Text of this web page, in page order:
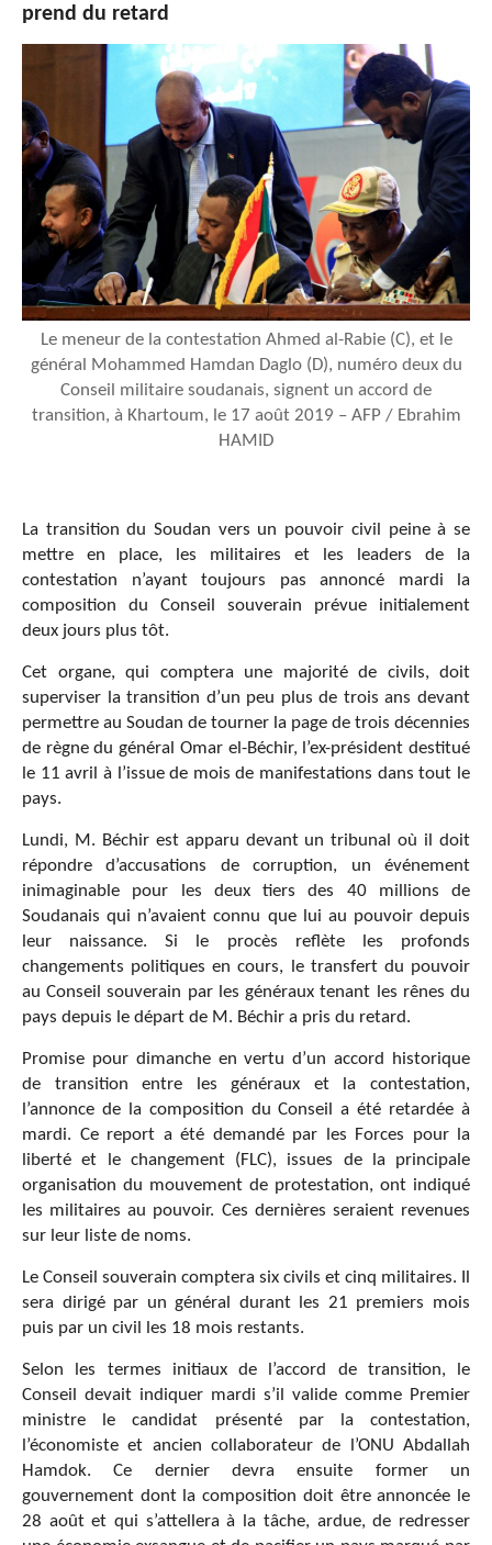
prend du retard
Le meneur de la contestation Ahmed al-Rabie (C), et le
général Mohammed Hamdan Daglo (D), numéro deux du
Conseil militaire soudanais, signent un accord de
transition, à Khartoum, le 17 août 2019 – AFP / Ebrahim
HAMID
La transition du Soudan vers un pouvoir civil peine à se
mettre en place, les militaires et les leaders de la
contestation n’ayant toujours pas annoncé mardi la
composition du Conseil souverain prévue initialement
deux jours plus tôt.
Cet organe, qui comptera une majorité de civils, doit
superviser la transition d’un peu plus de trois ans devant
permettre au Soudan de tourner la page de trois décennies
de règne du général Omar el-Béchir, l’ex-président destitué
le 11 avril à l’issue de mois de manifestations dans tout le
pays.
Lundi, M. Béchir est apparu devant un tribunal où il doit
répondre d’accusations de corruption, un événement
inimaginable pour les deux tiers des 40 millions de
Soudanais qui n’avaient connu que lui au pouvoir depuis
leur naissance. Si le procès reflète les profonds
changements politiques en cours, le transfert du pouvoir
au Conseil souverain par les généraux tenant les rênes du
pays depuis le départ de M. Béchir a pris du retard.
Promise pour dimanche en vertu d’un accord historique
de transition entre les généraux et la contestation,
l’annonce de la composition du Conseil a été retardée à
mardi. Ce report a été demandé par les Forces pour la
liberté et le changement (FLC), issues de la principale
organisation du mouvement de protestation, ont indiqué
les militaires au pouvoir. Ces dernières seraient revenues
sur leur liste de noms.
Le Conseil souverain comptera six civils et cinq militaires. Il
sera dirigé par un général durant les 21 premiers mois
puis par un civil les 18 mois restants.
Selon les termes initiaux de l’accord de transition, le
Conseil devait indiquer mardi s’il valide comme Premier
ministre le candidat présenté par la contestation,
l’économiste et ancien collaborateur de l’ONU Abdallah
Hamdok. Ce dernier devra ensuite former un
gouvernement dont la composition doit être annoncée le
28 août et qui s’attellera à la tâche, ardue, de redresser